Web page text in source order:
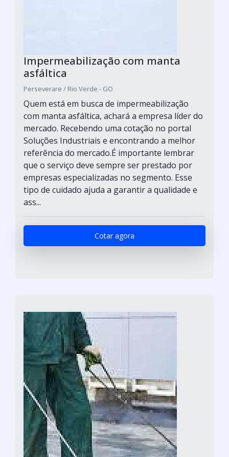
Impermeabilização com manta
asfáltica
Perseverare / Rio Verde - GO
Quem está em busca de impermeabilização
com manta asfáltica, achará a empresa líder do
mercado. Recebendo uma cotação no portal
Soluções Industriais e encontrando a melhor
referência do mercado.É importante lembrar
que o serviço deve sempre ser prestado por
empresas especializadas no segmento. Esse
tipo de cuidado ajuda a garantir a qualidade e
ass...
Cotar agora